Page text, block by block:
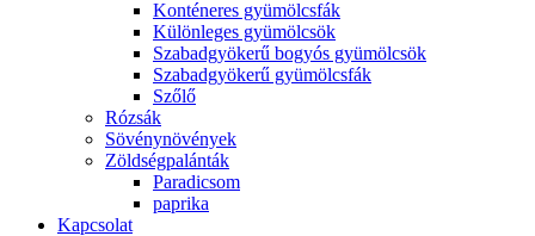
Konténeres gyümölcsfák
Különleges gyümölcsök
Szabadgyökerű bogyós gyümölcsök
Szabadgyökerű gyümölcsfák
Szőlő
Rózsák
Sövénynövények
Zöldségpalánták
Paradicsom
paprika
Kapcsolat